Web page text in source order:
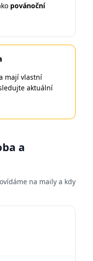
povánoční
mají vlastní
aktuální
a
na maily a kdy